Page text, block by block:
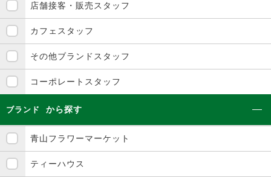
店舗接客・販売スタッフ
カフェスタッフ
その他ブランドスタッフ
コーポレートスタッフ
ブランド から探す
青山フラワーマーケット
ティーハウス